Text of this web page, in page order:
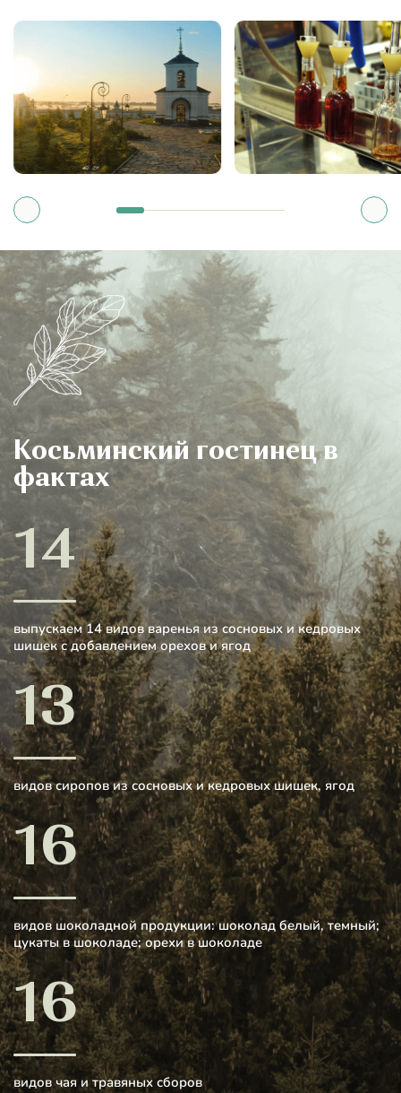
Косьминский гостинецв
фактах
14
выпускаем 14 видов варенья из сосновых и кедровых
шишек с добавлением орехов и ягод
13
видов сиропов из сосновых и кедровых шишек, ягод
16
видов шоколадной продукции: шоколад белый, темный;
цукаты в шоколаде; орехи в шоколаде
16
видов чая и травяных сборов